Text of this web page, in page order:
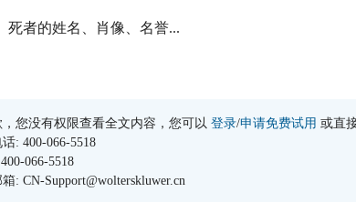
死者的姓名、肖像、名誉...
您没有权限查看全文内容，您可以 登录/申请免费试用 或直
: 400-066-5518
066-5518
: CN-Support@wolterskluwer.cn